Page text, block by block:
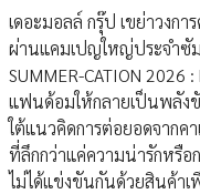
เดอะมอลล์ กรุ๊ป เขย่าวงก
ผ่านแคมเปญใหญ่ประจำซัม
SUMMER-CATION 2026
แฟนด้อมให้กลายเป็นพลัง
ใต้แนวคิดการต่อยอดจากค
ที่ลึกกว่าแค่ความน่ารักหรือ
ไม่ได้แข่งขันกันด้วยสินค้าเ